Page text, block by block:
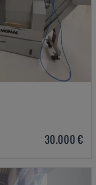
30.000 €